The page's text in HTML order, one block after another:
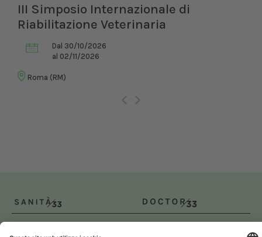
III Simposio Internazionale di
Riabilitazione Veterinaria
Dal 30/10/2026
al 02/11/2026
Roma (RM)